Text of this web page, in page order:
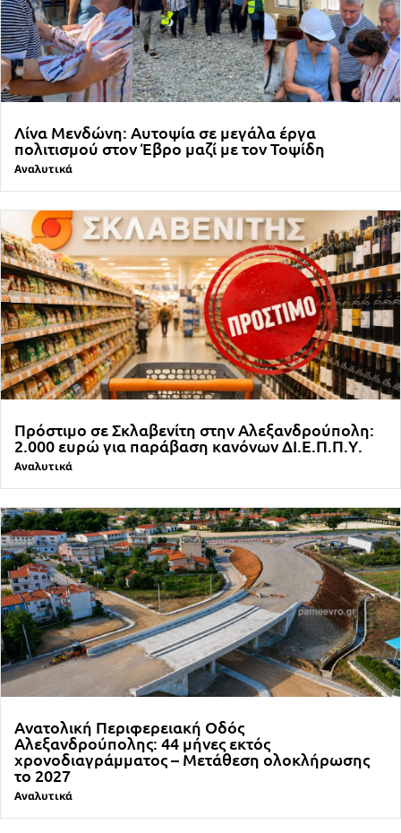
Λίνα Μενδώνη: Αυτοψία σε μεγάλα έργα
πολιτισμού στον Έβρο μαζί με τον Τοψίδη
Αναλυτικά
Πρόστιμο σε Σκλαβενίτη στην Αλεξανδρούπολη:
2.000 ευρώ για παράβαση κανόνων ΔΙ.Ε.Π.Π.Υ.
Αναλυτικά
Ανατολική Περιφερειακή Οδός
Αλεξανδρούπολης: 44 μήνες εκτός
χρονοδιαγράμματος – Μετάθεση ολοκλήρωσης
το 2027
Αναλυτικά